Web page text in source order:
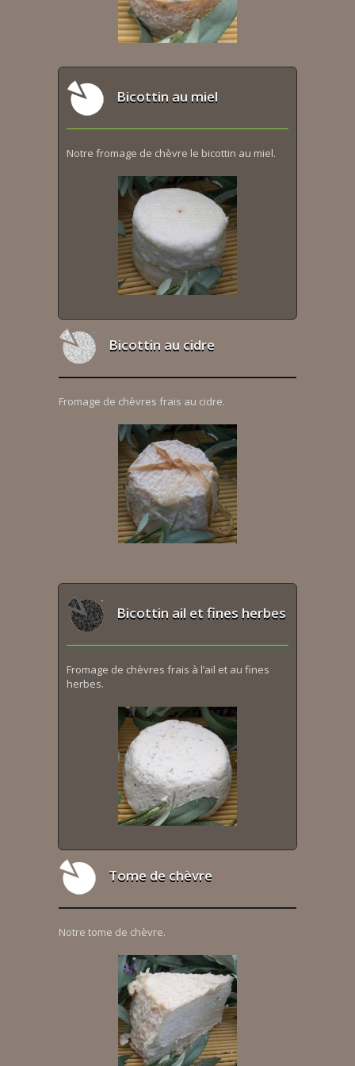
Bicottin au miel
Notre fromage de chèvre le bicottin au miel.
Bicottin au cidre
Fromage de chèvres frais au cidre.
Bicottin ail et fines herbes
Fromage de chèvres frais à l’ail et au fines
herbes.
Tome de chèvre
Notre tome de chèvre.